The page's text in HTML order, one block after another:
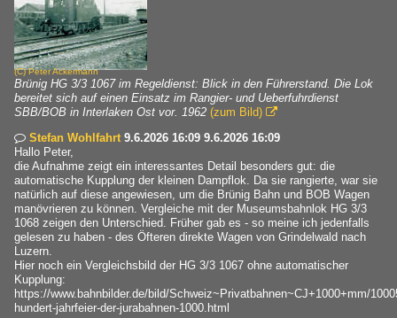
(C)Peter Ackermann
Brünig HG 3/3 1067 im Regeldienst: Blick in den Führerstand. Die Lok
bereitet sich auf einen Einsatz im Rangier- und Ueberfuhrdienst
SBB/BOB in Interlaken Ost vor. 1962 (zum Bild) 
 Stefan Wohlfahrt 9.6.2026 16:09 9.6.2026 16:09
Hallo Peter,
die Aufnahme zeigt ein interessantes Detail besonders gut: die
automatische Kupplung der kleinen Dampflok. Da sie rangierte, war sie
natürlich auf diese angewiesen, um die Brünig Bahn und BOB Wagen
manövrieren zu können. Vergleiche mit der Museumsbahnlok HG 3/3
1068 zeigen den Unterschied. Früher gab es - so meine ich jedenfalls
gelesen zu haben - des Öfteren direkte Wagen von Grindelwald nach
Luzern.
Hier noch ein Vergleichsbild der HG 3/3 1067 ohne automatischer
Kupplung:
https://www.bahnbilder.de/bild/Schweiz~Privatbahnen~CJ+1000+mm/
hundert-jahrfeier-der-jurabahnen-1000.html